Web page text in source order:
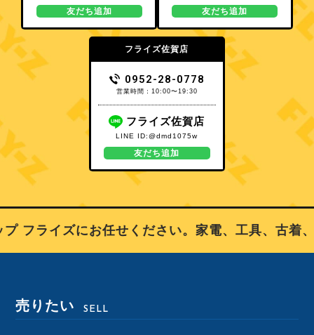
友だち追加 友だち追加
フライズ佐賀店
0952-28-0778
営業時間：10:00〜19:30
フライズ佐賀店
LINE ID:@dmd1075w
友だち追加
ライズにお任せください。家電、工具、古着、
売りたい SELL